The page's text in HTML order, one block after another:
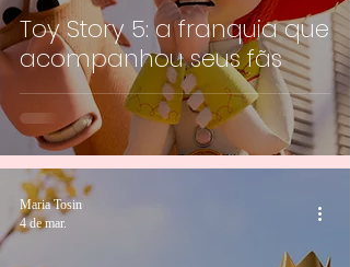
Toy Story 5: a franquia que
acompanhou seus fãs
Maria Tosin
4 de mar.